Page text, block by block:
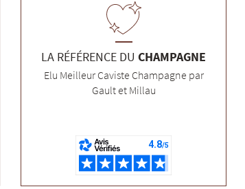
LA RÉFÉRENCE DU CHAMPAGNE
Elu Meilleur Caviste Champagne par
Gault et Millau